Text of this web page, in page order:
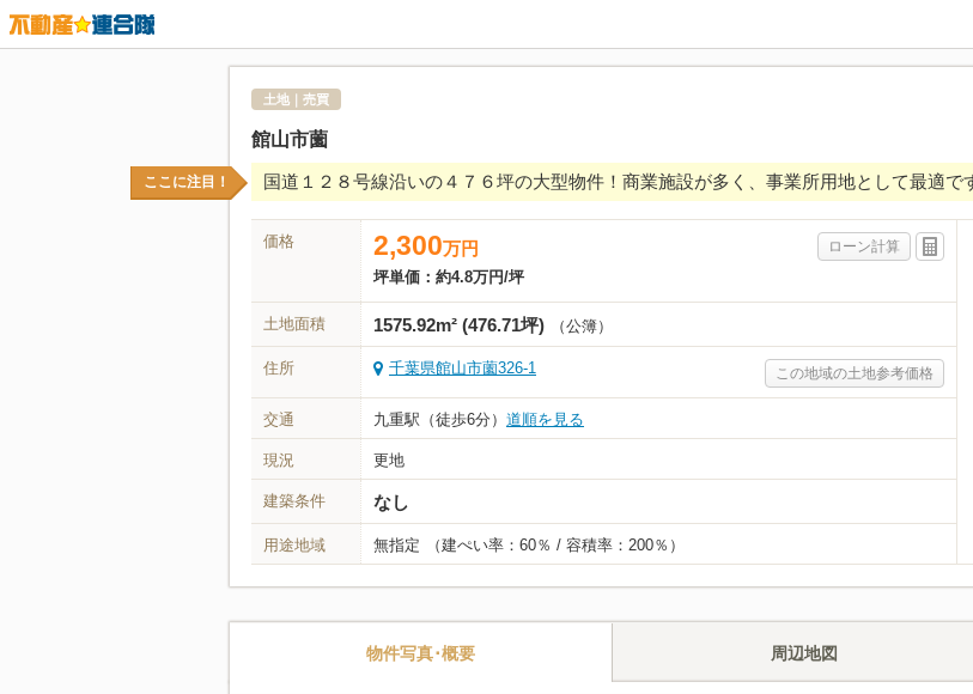
土地｜売買
館山市薗
ここに注目！ 国道１２８号線沿いの４７６坪の大型物件！商業施設が多く、事業所用地として最適で
価格 ローン計算
2,300万円
坪単価： 約4.8万円/坪
土地面積 1575.92m² (476.71坪) （公簿）
住所 この地域の土地参考価格
千葉県館山市薗326-1
交通 九重駅（徒歩6分） 道順を見る
現況 更地
建築条件 なし
用途地域 無指定 （建ぺい率：60％ / 容積率：200％）
物件写真･概要 周辺地図